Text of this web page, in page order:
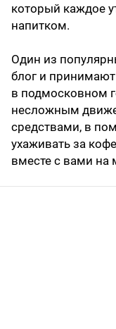
который каждое
напитком.
Один из
блог и
в подмосковном
несложным
средствами, в
ухаживать за
вместе с вами